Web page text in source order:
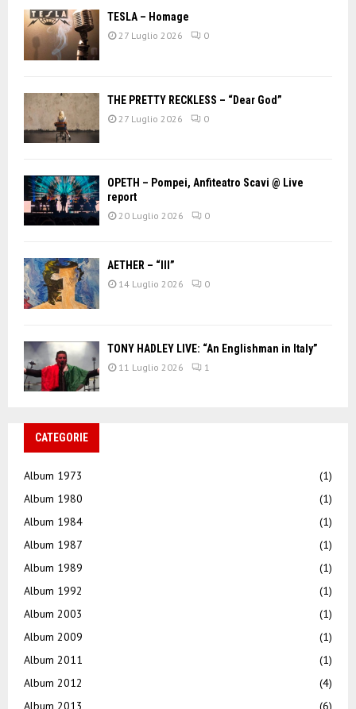
TESLA – Homage
27 Luglio 2026 0
THE PRETTY RECKLESS – “Dear God”
27 Luglio 2026 0
OPETH – Pompei, Anfiteatro Scavi @ Live
report
20 Luglio 2026 0
AETHER – “III”
14 Luglio 2026 0
TONY HADLEY LIVE: “An Englishman in Italy”
11 Luglio 2026 1
CATEGORIE
Album 1973
(1)
Album 1980
(1)
Album 1984
(1)
Album 1987
(1)
Album 1989
(1)
Album 1992
(1)
Album 2003
(1)
Album 2009
(1)
Album 2011
(1)
Album 2012
(4)
Album 2013
(6)